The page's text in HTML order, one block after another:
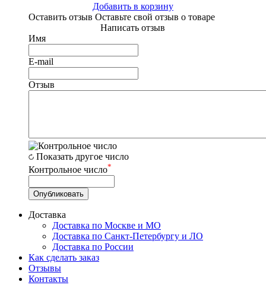
Добавить в корзину
Оставить отзыв Оставьте свой отзыв о товаре
Написать отзыв
Имя
E-mail
Отзыв
Показать другое число
Контрольное число*
Доставка
Доставка по Москве и МО
Доставка по Санкт-Петербургу и ЛО
Доставка по России
Как сделать заказ
Отзывы
Контакты